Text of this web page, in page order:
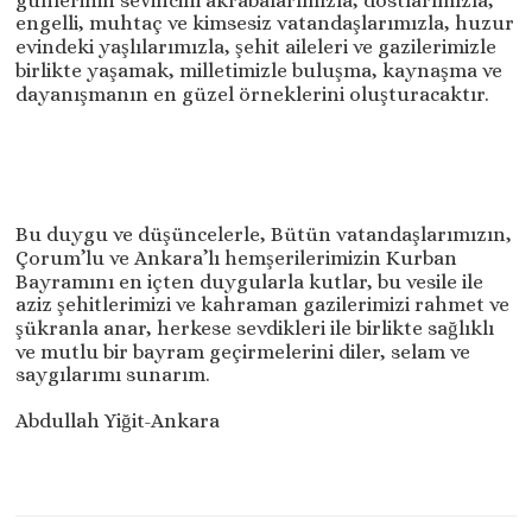
engelli, muhtaç ve kimsesiz vatandaşlarımızla, huzur
evindeki yaşlılarımızla, şehit aileleri ve gazilerimizle
birlikte yaşamak, milletimizle buluşma, kaynaşma ve
dayanışmanın en güzel örneklerini oluşturacaktır.
Bu duygu ve düşüncelerle, Bütün vatandaşlarımızın,
Çorum’lu ve Ankara’lı hemşerilerimizin Kurban
Bayramını en içten duygularla kutlar, bu vesile ile
aziz şehitlerimizi ve kahraman gazilerimizi rahmet ve
şükranla anar, herkese sevdikleri ile birlikte sağlıklı
ve mutlu bir bayram geçirmelerini diler, selam ve
saygılarımı sunarım.
Abdullah Yiğit-Ankara